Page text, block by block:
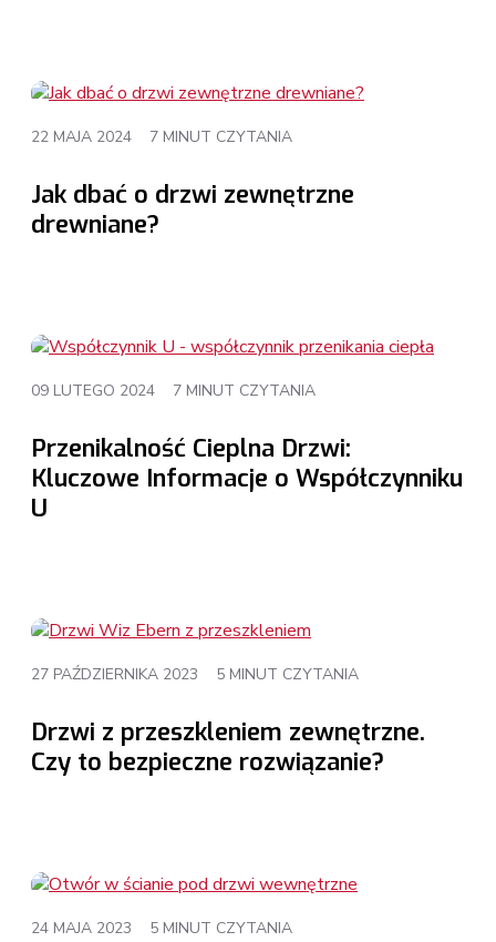
22 MAJA 2024 7 MINUT CZYTANIA
Jak dbać o drzwi zewnętrzne
drewniane?
09 LUTEGO 2024 7 MINUT CZYTANIA
Przenikalność Cieplna Drzwi:
Kluczowe Informacje o Współczynniku
U
27 PAŹDZIERNIKA 2023 5 MINUT CZYTANIA
Drzwi z przeszkleniem zewnętrzne.
Czy to bezpieczne rozwiązanie?
24 MAJA 2023 5 MINUT CZYTANIA